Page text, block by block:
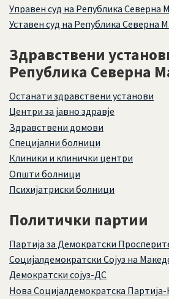
Управен суд на Република Северна
Уставен суд на Република Северна
Здравствени
Република Северна
Останати здравствени установи
Центри за јавно здравје
Здравствени домови
Специјални болници
Клиники и клинички центри
Општи болници
Психијатриски болници
Политички партии
Партија за Демократски
Социјалдемократски Сојуз на
Демократски сојуз-ДС
Нова Социјалдемократска